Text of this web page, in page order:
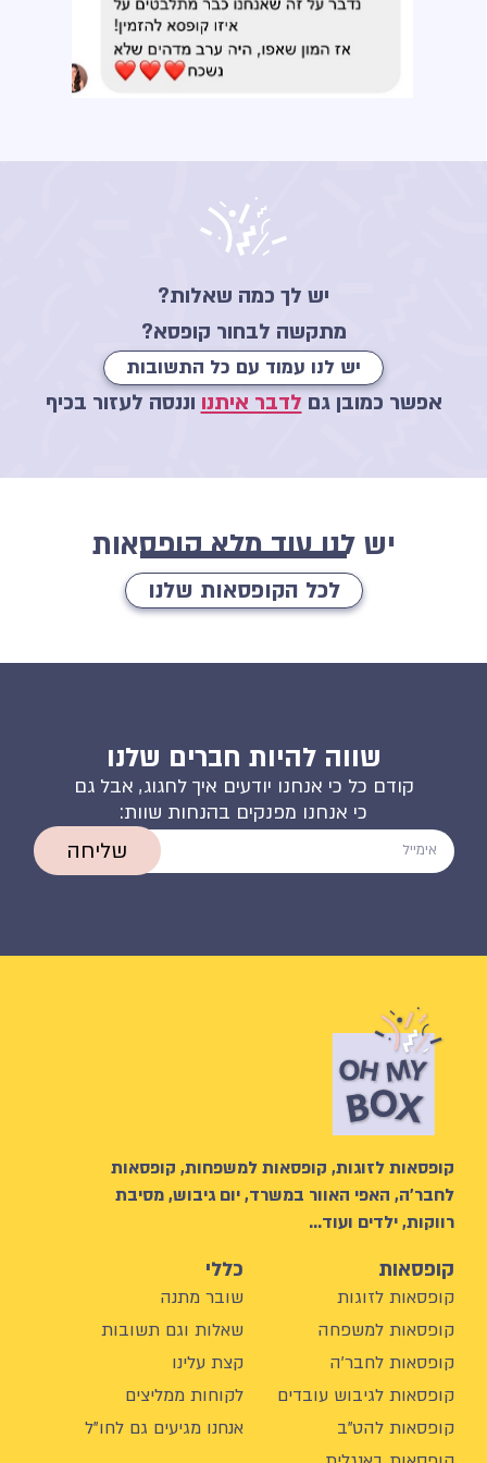
יש לך כמה שאלות?
מתקשה לבחור קופסא?
יש לנו עמוד עם כל התשובות
אפשר כמובן גם לדבר איתנו וננסה לעזור בכיף
יש לנו עוד מלא קופסאות
לכל הקופסאות שלנו
שווה להיות חברים שלנו
קודם כל כי אנחנו יודעים איך לחגוג, אבל גם
כי אנחנו מפנקים בהנחות שוות:
שליחה
קופסאות לזוגות, קופסאות למשפחות, קופסאות
לחבר’ה, האפי האוור במשרד, יום גיבוש, מסיבת
רווקות, ילדים ועוד…
קופסאות
קופסאות לזוגות
קופסאות למשפחה
קופסאות לחבר'ה
קופסאות לגיבוש עובדים
קופסאות להט"ב
כללי
שובר מתנה
שאלות וגם תשובות
קצת עלינו
לקוחות ממליצים
אנחנו מגיעים גם לחו"ל